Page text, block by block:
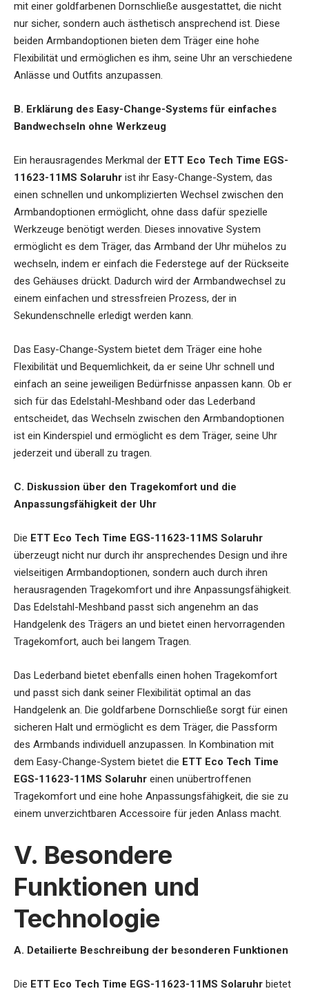
mit einer goldfarbenen Dornschließe ausgestattet, die nicht
nur sicher, sondern auch ästhetisch ansprechend ist. Diese
beiden Armbandoptionen bieten dem Träger eine hohe
Flexibilität und ermöglichen es ihm, seine Uhr an verschiedene
Anlässe und Outfits anzupassen.
B. Erklärung des Easy-Change-Systems für einfaches
Bandwechseln ohne Werkzeug
Ein herausragendes Merkmal der ETT Eco Tech Time EGS-
11623-11MS Solaruhr ist ihr Easy-Change-System, das
einen schnellen und unkomplizierten Wechsel zwischen den
Armbandoptionen ermöglicht, ohne dass dafür spezielle
Werkzeuge benötigt werden. Dieses innovative System
ermöglicht es dem Träger, das Armband der Uhr mühelos zu
wechseln, indem er einfach die Federstege auf der Rückseite
des Gehäuses drückt. Dadurch wird der Armbandwechsel zu
einem einfachen und stressfreien Prozess, der in
Sekundenschnelle erledigt werden kann.
Das Easy-Change-System bietet dem Träger eine hohe
Flexibilität und Bequemlichkeit, da er seine Uhr schnell und
einfach an seine jeweiligen Bedürfnisse anpassen kann. Ob er
sich für das Edelstahl-Meshband oder das Lederband
entscheidet, das Wechseln zwischen den Armbandoptionen
ist ein Kinderspiel und ermöglicht es dem Träger, seine Uhr
jederzeit und überall zu tragen.
C. Diskussion über den Tragekomfort und die
Anpassungsfähigkeit der Uhr
Die ETT Eco Tech Time EGS-11623-11MS Solaruhr
überzeugt nicht nur durch ihr ansprechendes Design und ihre
vielseitigen Armbandoptionen, sondern auch durch ihren
herausragenden Tragekomfort und ihre Anpassungsfähigkeit.
Das Edelstahl-Meshband passt sich angenehm an das
Handgelenk des Trägers an und bietet einen hervorragenden
Tragekomfort, auch bei langem Tragen.
Das Lederband bietet ebenfalls einen hohen Tragekomfort
und passt sich dank seiner Flexibilität optimal an das
Handgelenk an. Die goldfarbene Dornschließe sorgt für einen
sicheren Halt und ermöglicht es dem Träger, die Passform
des Armbands individuell anzupassen. In Kombination mit
dem Easy-Change-System bietet die ETT Eco Tech Time
EGS-11623-11MS Solaruhr einen unübertroffenen
Tragekomfort und eine hohe Anpassungsfähigkeit, die sie zu
einem unverzichtbaren Accessoire für jeden Anlass macht.
V. Besondere
Funktionen und
Technologie
A. Detailierte Beschreibung der besonderen Funktionen
Die ETT Eco Tech Time EGS-11623-11MS Solaruhr bietet